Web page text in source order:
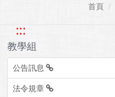
首頁
:::
教學組
公告訊息
法令規章